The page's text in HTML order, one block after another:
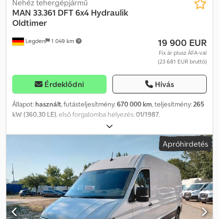
Legden 1 049 km
Nehéz tehergépjármű
MAN 33.361 DFT 6x4 Hydraulik
Oldtimer
19 900 EUR
Fix ár plusz ÁFA-val
(23 681 EUR bruttó)
Érdeklődni Hívás
Állapot: használt, futásteljesítmény:670 000 km, teljesítmény: 265
kW (360,30 LE) , első forgalomba helyezés:01/1987
, össztömeg:
3 tengely, szín:zöld, hajtástípus:mechanikai, Gyártási év:1987,
Veterán jármű ----* Első tengely gumiabroncsmérete: 12R20 *
Hátsó tengely gumiabroncsmérete: 12R20 * Üzemanyagtartály:
380 l Dcodpfx Aewuy U Redksk * Saját tömeg: 9275 kg *
Megengedett vontatható tömeg: 34 650 kg * Teljes hossz: 6920
mm ----Járműszám 7082-----A változtatás és a köztes értékesítés
jogát fenntartjuk-----Reklámokat és egyéb feliratokat digitálisan
eltávolítottuk.----Szívesen állunk rendelkezésére minden, a
járművásárláshoz kapcsolódó ügyintézésben, tanáccsal és
Apróhirdetés